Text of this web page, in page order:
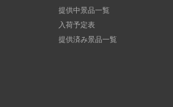
提供中景品一覧
入荷予定表
提供済み景品一覧